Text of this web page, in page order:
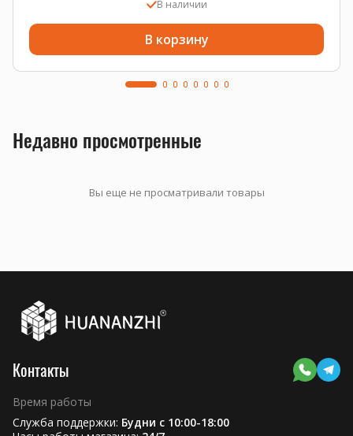
В наличии
В корзину
Недавно просмотренные
Вы еще не просматривали товары
Контакты
Время работы
Служба поддержки: Будни с 10:00-18:00